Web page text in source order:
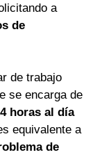
a
de
de trabajo
se encarga de
horas al día
equivalente a
de